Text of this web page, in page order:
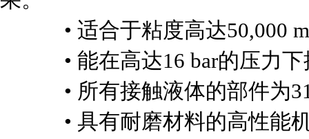
• 适合于粘度高达50,000
• 能在高达16 bar的压力下
• 所有接触液体的部件为
• 具有耐磨材料的高性能机